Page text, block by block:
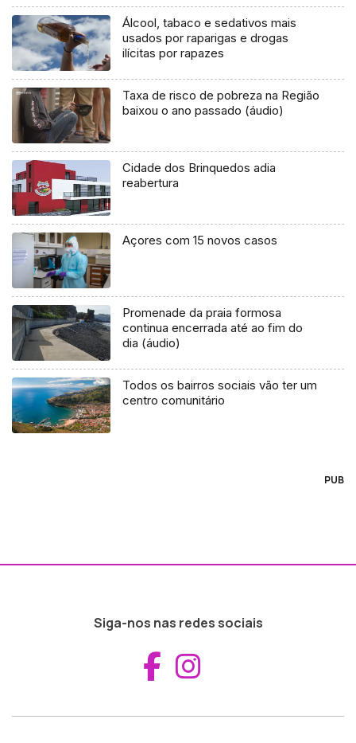
Álcool, tabaco e sedativos mais
usados por raparigas e drogas
ilícitas por rapazes
Taxa de risco de pobreza na Região
baixou o ano passado (áudio)
Cidade dos Brinquedos adia
reabertura
Açores com 15 novos casos
Promenade da praia formosa
continua encerrada até ao fim do
dia (áudio)
Todos os bairros sociais vão ter um
centro comunitário
PUB
Siga-nos nas redes sociais
Aceder ao